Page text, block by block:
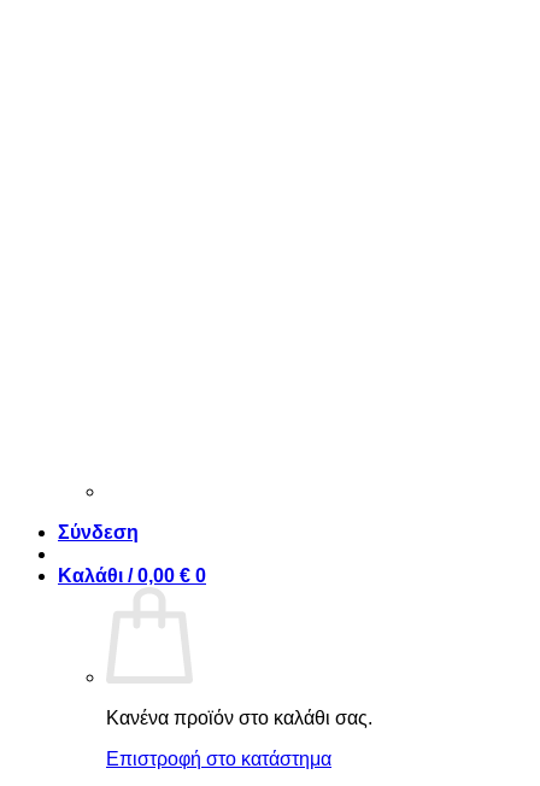
Σύνδεση
Καλάθι /0,00 € 0
Κανένα προϊόν στο καλάθι σας.
Επιστροφή στο κατάστημα